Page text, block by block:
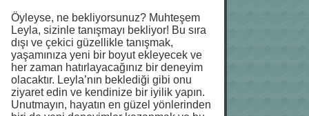
Öyleyse, ne bekliyorsunuz? Muhteşem
Leyla, sizinle tanışmayı bekliyor! Bu sıra
dışı ve çekici güzellikle tanışmak,
yaşamınıza yeni bir boyut ekleyecek ve
her zaman hatırlayacağınız bir deneyim
olacaktır. Leyla’nın beklediği gibi onu
ziyaret edin ve kendinize bir iyilik yapın.
Unutmayın, hayatın en güzel yönlerinden